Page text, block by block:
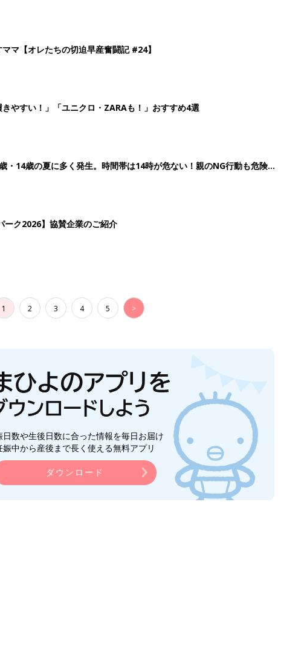
マ【オレたちの切迫早産奮闘記 #24】
やすい！」「ユニクロ・ZARAも！」おすすめ4選
・14歳の夏に多く発生。時間帯は14時が危ない！親のNG行動も危険を
ーク2026】協賛企業のご紹介
1 2 3 4 5 >
日数や生後日数に合った情報を毎日お届け
娠中から産後まで長く使える無料アプリ
ダウンロード